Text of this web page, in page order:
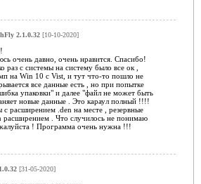
2.1.0.32[10-10-2020]
очень давно, очень нравится. Спасибо!
раз с системы на систему было все ок ,
на Win 10 c Vist, и тут что-то пошло не
все данные есть , но при попытке
упаковки" и далее "файл не может быть
новые данные . Это караул полный !!!!
с расширением .den на месте , резервные
расширением . Что случилось не понимаю
! Программа очень нужна !!!
[31-05-2020]